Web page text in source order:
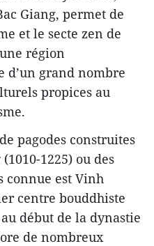
Giang, permet de
et le secte zen de
région
d’un grand nombre
propices au
pagodes construites
1225) ou des
connue est Vinh
centre bouddhiste
début de la dynastie
de nombreux